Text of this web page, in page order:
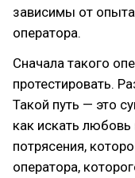
зависимы от
оператора.
Сначала такого
протестировать.
Такой путь — это
как искать
потрясения,
оператора,